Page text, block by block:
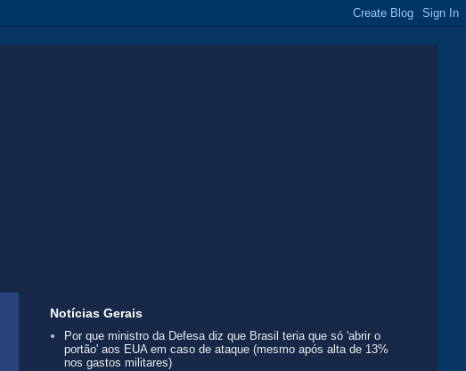
Notícias Gerais
Por que ministro da Defesa diz que Brasil teria que só 'abrir o
portão' aos EUA em caso de ataque (mesmo após alta de 13%
nos gastos militares)